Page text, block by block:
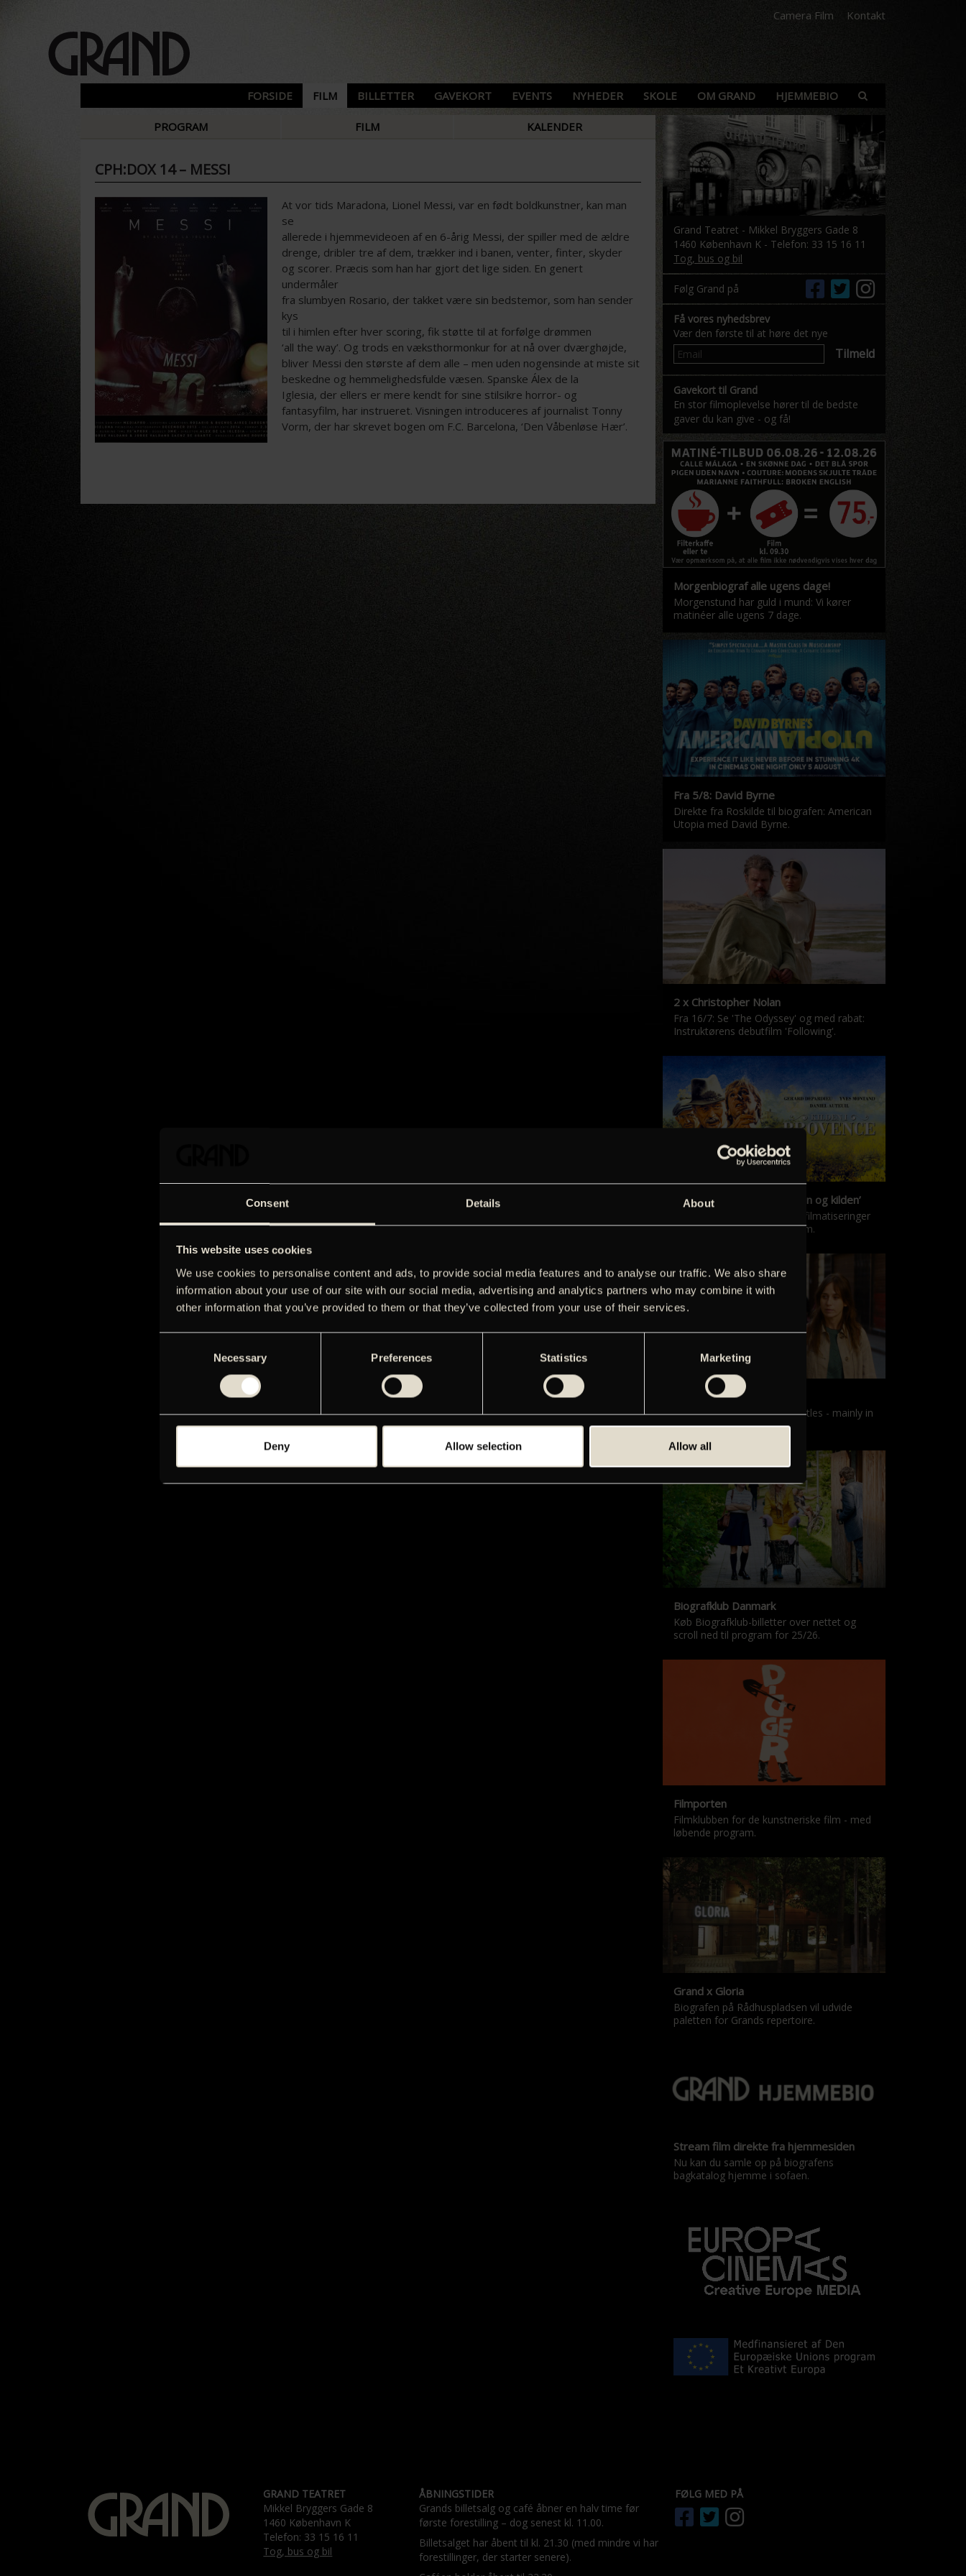
Consent Details About
This website uses cookies
We use cookies to personalise content and ads, to provide social media features and to analyse our traffic. We also share
information about your use of our site with our social media, advertising and analytics partners who may combine it with
other information that you’ve provided to them or that they’ve collected from your use of their services.
Necessary Preferences Statistics Marketing
Deny Allow selection Allow all
Camera Film Kontakt
FORSIDE FILM BILLETTER GAVEKORT EVENTS NYHEDER SKOLE OM GRAND HJEMMEBIO
PROGRAM FILM KALENDER
CPH:DOX 14 – MESSI
At vor tids Maradona, Lionel Messi, var en født boldkunstner, kan man
se
allerede i hjemmevideoen af en 6-årig Messi, der spiller med de ældre
drenge, dribler tre af dem, trækker ind i banen, venter, finter, skyder
og scorer. Præcis som han har gjort det lige siden. En genert
undermåler
fra slumbyen Rosario, der takket være sin bedstemor, som han sender
kys
til i himlen efter hver scoring, fik støtte til at forfølge drømmen
‘all the way’. Og trods en væksthormonkur for at nå over dværghøjde,
bliver Messi den største af dem alle – men uden nogensinde at miste sit
beskedne og hemmelighedsfulde væsen. Spanske Álex de la
Iglesia, der ellers er mere kendt for sine stilsikre horror- og
fantasyfilm, har instrueret. Visningen introduceres af journalist Tonny
Vorm, der har skrevet bogen om F.C. Barcelona, ‘Den Våbenløse Hær’.
Grand Teatret - Mikkel Bryggers Gade 8
1460 København K - Telefon: 33 15 16 11
Tog, bus og bil
Følg Grand på
Få vores nyhedsbrev
Vær den første til at høre det nye
Tilmeld
Gavekort til Grand
En stor filmoplevelse hører til de bedste
gaver du kan give - og få!
Morgenbiograf alle ugens dage!
Morgenstund har guld i mund: Vi kører
matinéer alle ugens 7 dage.
Fra 5/8: David Byrne
Direkte fra Roskilde til biografen: American
Utopia med David Byrne.
2 x Christopher Nolan
Fra 16/7: Se 'The Odyssey' og med rabat:
Instruktørens debutfilm 'Following'.
‘Kilden i Provence’ & ‘Manon og kilden’
De klassiske Marcel Pagnol-filmatiseringer
er tilbage i nyrestaureret form.
Films with English subtitles
Screenings with English subtitles - mainly in
our sister cinema, Gloria.
Biografklub Danmark
Køb Biografklub-billetter over nettet og
scroll ned til program for 25/26.
Filmporten
Filmklubben for de kunstneriske film - med
løbende program.
Grand x Gloria
Biografen på Rådhuspladsen vil udvide
paletten for Grands repertoire.
Stream film direkte fra hjemmesiden
Nu kan du samle op på biografens
bagkatalog hjemme i sofaen.
GRAND TEATRET
Mikkel Bryggers Gade 8
1460 København K
Telefon: 33 15 16 11
Tog, bus og bil
ÅBNINGSTIDER
Grands billetsalg og café åbner en halv time før
første forestilling – dog senest kl. 11.00.
Billetsalget har åbent til kl. 21.30 (med mindre vi har
forestillinger, der starter senere).
FØLG MED PÅ